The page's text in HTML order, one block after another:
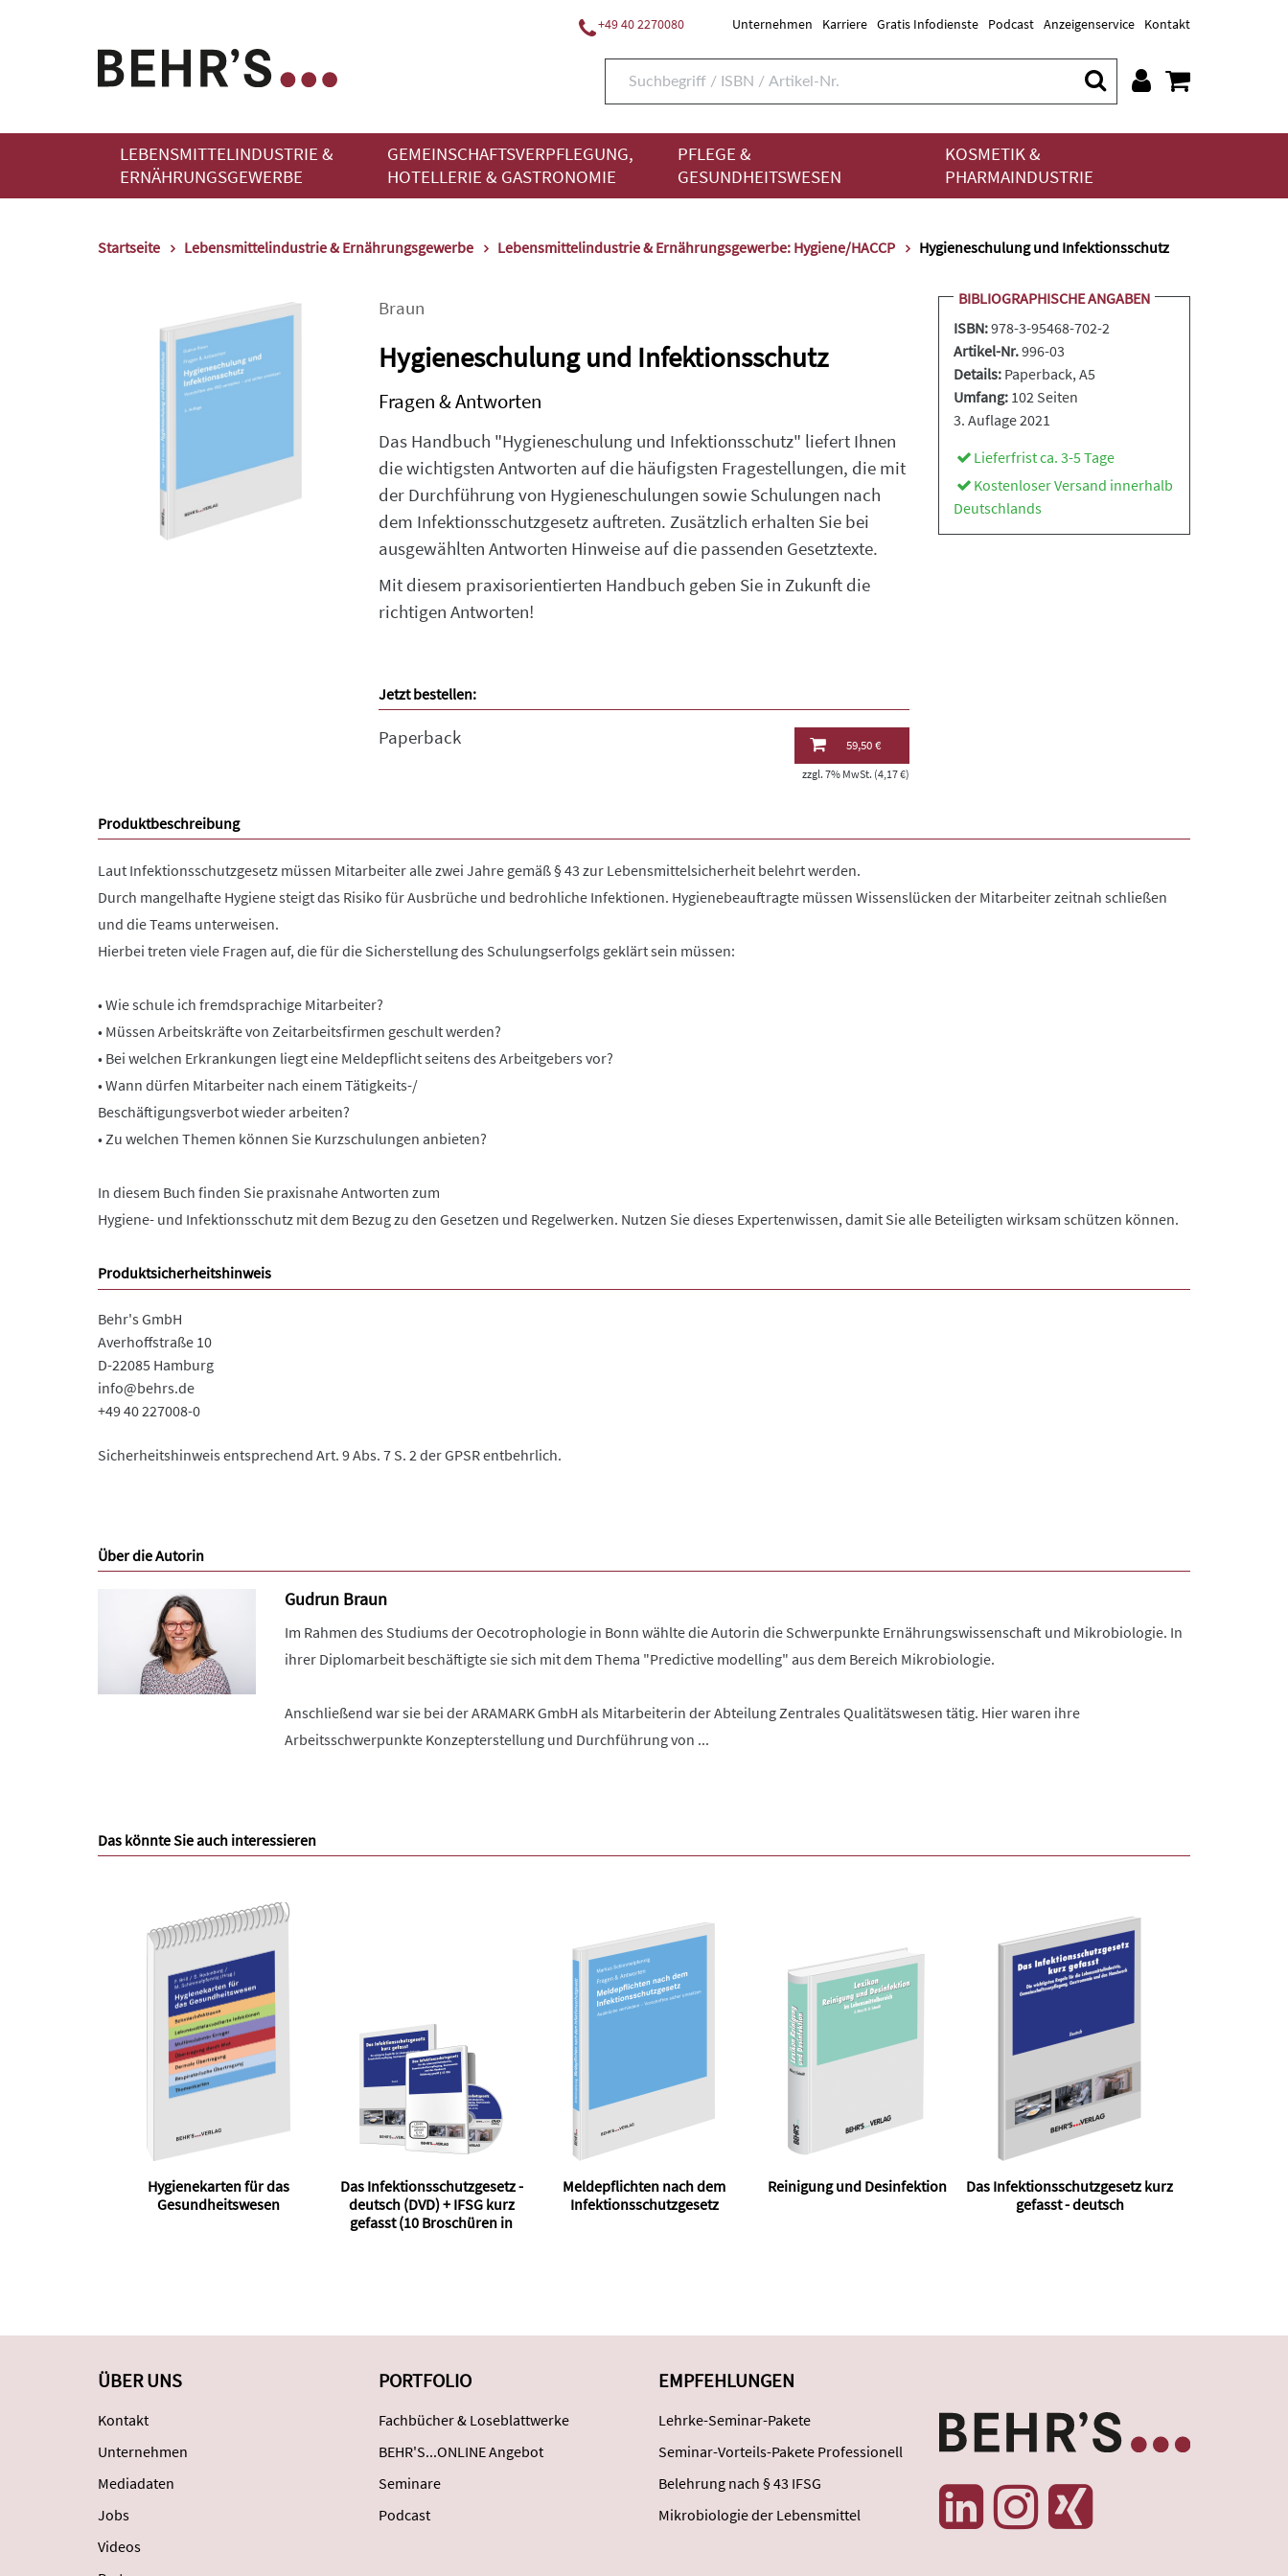
+49 40 2270080 Unternehmen Karriere Gratis Infodienste Podcast Anzeigenservice Kontakt
LEBENSMITTELINDUSTRIE &
ERNÄHRUNGSGEWERBE
GEMEINSCHAFTSVERPFLEGUNG,
HOTELLERIE & GASTRONOMIE
PFLEGE &
GESUNDHEITSWESEN
KOSMETIK &
PHARMAINDUSTRIE
Startseite Lebensmittelindustrie & Ernährungsgewerbe Lebensmittelindustrie & Ernährungsgewerbe: Hygiene/HACCP Hygieneschulung und Infektionsschutz
Braun
Hygieneschulung und Infektionsschutz
Fragen & Antworten
Das Handbuch "Hygieneschulung und Infektionsschutz" liefert Ihnen
die wichtigsten Antworten auf die häufigsten Fragestellungen, die mit
der Durchführung von Hygieneschulungen sowie Schulungen nach
dem Infektionsschutzgesetz auftreten. Zusätzlich erhalten Sie bei
ausgewählten Antworten Hinweise auf die passenden Gesetztexte.
Mit diesem praxisorientierten Handbuch geben Sie in Zukunft die
richtigen Antworten!
BIBLIOGRAPHISCHE ANGABEN
ISBN:978-3-95468-702-2
Artikel-Nr.996-03
Details: Paperback, A5
Umfang: 102 Seiten
3. Auflage 2021
Lieferfrist ca. 3-5 Tage
Kostenloser Versand innerhalb
Deutschlands
Jetzt bestellen:
Paperback 59,50 €
zzgl. 7% MwSt. (4,17 €)
Produktbeschreibung
Laut Infektionsschutzgesetz müssen Mitarbeiter alle zwei Jahre gemäß § 43 zur Lebensmittelsicherheit belehrt werden.
Durch mangelhafte Hygiene steigt das Risiko für Ausbrüche und bedrohliche Infektionen. Hygienebeauftragte müssen Wissenslücken der Mitarbeiter zeitnah schließen
und die Teams unterweisen.
Hierbei treten viele Fragen auf, die für die Sicherstellung des Schulungserfolgs geklärt sein müssen:
• Wie schule ich fremdsprachige Mitarbeiter?
• Müssen Arbeitskräfte von Zeitarbeitsfirmen geschult werden?
• Bei welchen Erkrankungen liegt eine Meldepflicht seitens des Arbeitgebers vor?
• Wann dürfen Mitarbeiter nach einem Tätigkeits-/
Beschäftigungsverbot wieder arbeiten?
• Zu welchen Themen können Sie Kurzschulungen anbieten?
In diesem Buch finden Sie praxisnahe Antworten zum
Hygiene- und Infektionsschutz mit dem Bezug zu den Gesetzen und Regelwerken. Nutzen Sie dieses Expertenwissen, damit Sie alle Beteiligten wirksam schützen können.
Produktsicherheitshinweis
Behr's GmbH
Averhoffstraße 10
D-22085 Hamburg
info@behrs.de
+49 40 227008-0
Sicherheitshinweis entsprechend Art. 9 Abs. 7 S. 2 der GPSR entbehrlich.
Über die Autorin
Gudrun Braun
Im Rahmen des Studiums der Oecotrophologie in Bonn wählte die Autorin die Schwerpunkte Ernährungswissenschaft und Mikrobiologie. In
ihrer Diplomarbeit beschäftigte sie sich mit dem Thema "Predictive modelling" aus dem Bereich Mikrobiologie.
Anschließend war sie bei der ARAMARK GmbH als Mitarbeiterin der Abteilung Zentrales Qualitätswesen tätig. Hier waren ihre
Arbeitsschwerpunkte Konzepterstellung und Durchführung von ...
Das könnte Sie auch interessieren
Hygienekarten für das
Gesundheitswesen
Das Infektionsschutzgesetz -
deutsch (DVD) + IFSG kurz
gefasst (10 Broschüren in
Meldepflichten nach dem
Infektionsschutzgesetz
Reinigung und Desinfektion
Das Infektionsschutzgesetz kurz
gefasst - deutsch
ÜBER UNS
Kontakt
Unternehmen
Mediadaten
Jobs
Videos
PORTFOLIO
Fachbücher & Loseblattwerke
BEHR'S...ONLINE Angebot
Seminare
Podcast
EMPFEHLUNGEN
Lehrke-Seminar-Pakete
Seminar-Vorteils-Pakete Professionell
Belehrung nach § 43 IFSG
Mikrobiologie der Lebensmittel